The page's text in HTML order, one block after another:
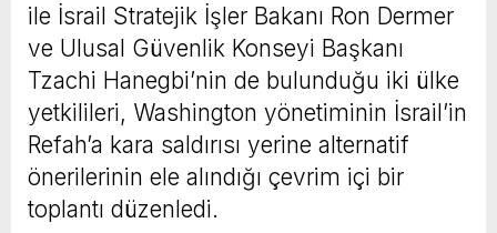
ile İsrail Stratejik İşler Bakanı Ron Dermer
ve Ulusal Güvenlik Konseyi Başkanı
Tzachi Hanegbi’nin de bulunduğu iki ülke
yetkilileri, Washington yönetiminin İsrail’in
Refah’a kara saldırısı yerine alternatif
önerilerinin ele alındığı çevrim içi bir
toplantı düzenledi.